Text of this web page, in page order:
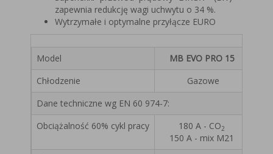
zapewnia redukcję wagi uchwytu o 34 %.
Wytrzymałe i optymalne przyłącze EURO
Model
MB EVO PRO 15
Chłodzenie
Gazowe
Dane techniczne wg EN 60 974-7:
Obciążalność 60% cykl pracy
180 A - CO2
150 A - mix M21